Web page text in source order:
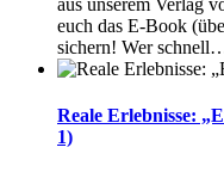
euch das E-Book
sichern! Wer schnell
Reale Erlebnisse:
1)